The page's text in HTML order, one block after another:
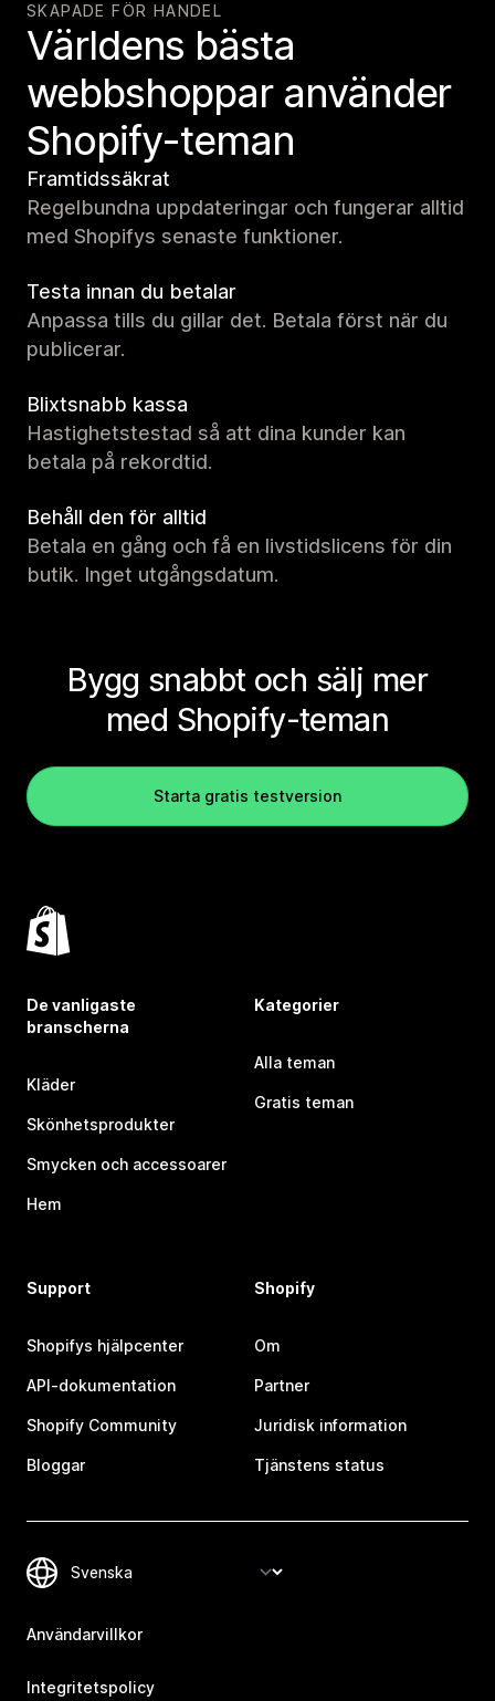
SKAPADE FÖR HANDEL
Världens bästa
webbshoppar använder
Shopify-teman
Framtidssäkrat
Regelbundna uppdateringar och fungerar alltid
med Shopifys senaste funktioner.
Testa innan du betalar
Anpassa tills du gillar det. Betala först när du
publicerar.
Blixtsnabb kassa
Hastighetstestad så att dina kunder kan
betala på rekordtid.
Behåll den för alltid
Betala en gång och få en livstidslicens för din
butik. Inget utgångsdatum.
Bygg snabbt och sälj mer
med Shopify-teman
Starta gratis testversion
De vanligaste
branscherna
Kläder
Skönhetsprodukter
Smycken och accessoarer
Hem
Kategorier
Alla teman
Gratis teman
Support
Shopifys hjälpcenter
API-dokumentation
Shopify Community
Bloggar
Shopify
Om
Partner
Juridisk information
Tjänstens status
Användarvillkor
Integritetspolicy